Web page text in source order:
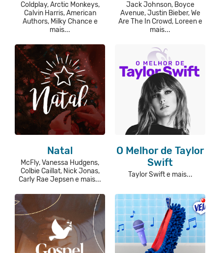
Coldplay, Arctic Monkeys,
Calvin Harris, American
Authors, Milky Chance e
mais...
Jack Johnson, Boyce
Avenue, Justin Bieber, We
Are The In Crowd, Loreen e
mais...
Natal
McFly, Vanessa Hudgens,
Colbie Caillat, Nick Jonas,
Carly Rae Jepsen e mais...
O Melhor de Taylor
Swift
Taylor Swift e mais...